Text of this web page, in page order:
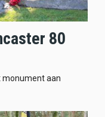
80
monument aan